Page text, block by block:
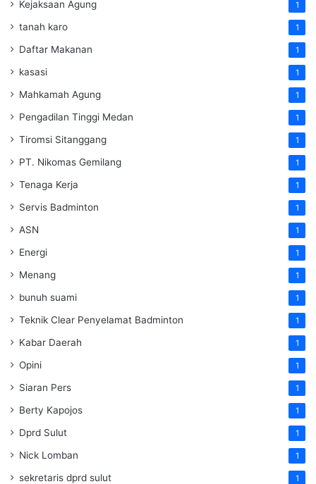
Kejaksaan Agung 1
tanah karo 1
Daftar Makanan 1
kasasi 1
Mahkamah Agung 1
Pengadilan Tinggi Medan 1
Tiromsi Sitanggang 1
PT. Nikomas Gemilang 1
Tenaga Kerja 1
Servis Badminton 1
ASN 1
Energi 1
Menang 1
bunuh suami 1
Teknik Clear Penyelamat Badminton 1
Kabar Daerah 1
Opini 1
Siaran Pers 1
Berty Kapojos 1
Dprd Sulut 1
Nick Lomban 1
sekretaris dprd sulut 1